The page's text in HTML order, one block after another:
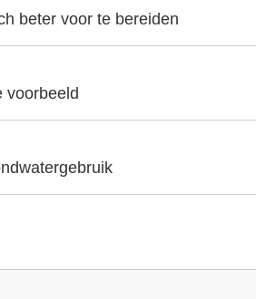
beter voor te bereiden
voorbeeld